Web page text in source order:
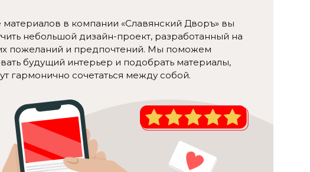
в компании «Славянский Дворъ» вы
небольшой дизайн-проект, разработанный на
пожеланий и предпочтений. Мы поможем
будущий интерьер и подобрать материалы,
гармонично сочетаться между собой.